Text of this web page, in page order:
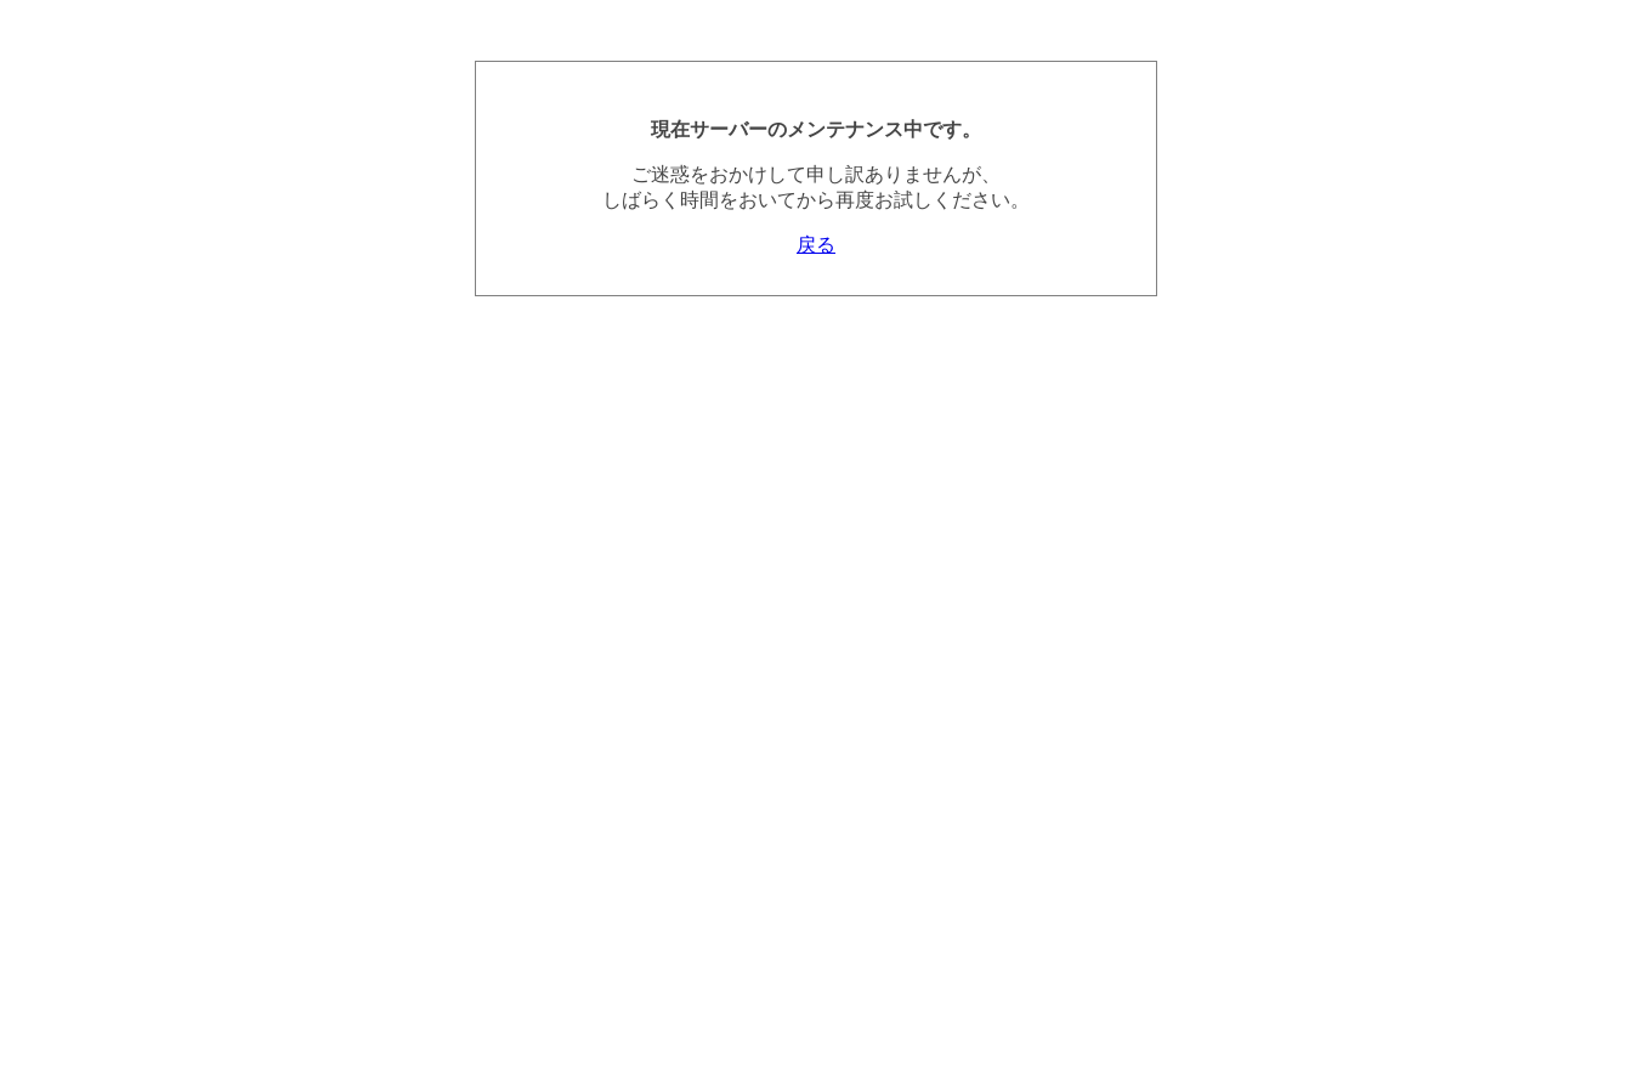
現在サーバーのメンテナンス中です。
ご迷惑をおかけして申し訳ありませんが、
しばらく時間をおいてから再度お試しください。
戻る